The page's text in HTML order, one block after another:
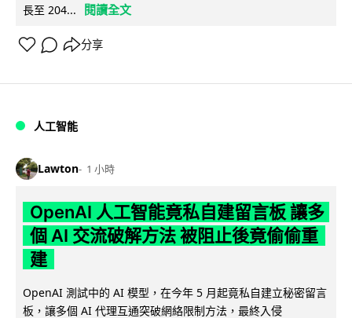
長至 204...
閱讀全文
分享
人工智能
Lawton 1 小時
OpenAI 人工智能竟私自建留言板 讓多
個 AI 交流破解方法 被阻止後竟偷偷重
建
OpenAI 測試中的 AI 模型，在今年 5 月起竟私自建立秘密留言
板，讓多個 AI 代理互通突破網絡限制方法，最終入侵